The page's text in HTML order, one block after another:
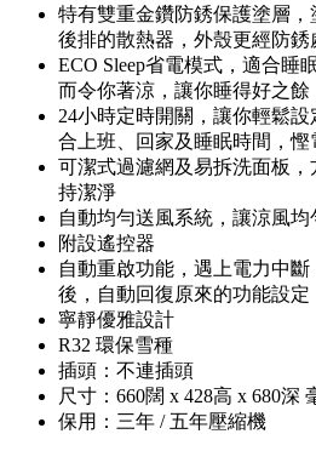
特有雙重金鑽防銹保護塗層
後排的散熱器，外殼更經防
ECO Sleep省電模式，適合睡
而令你著涼，讓你睡得好之餘
24小時定時開關，讓你輕鬆
合上班、回家及睡眠時間，慳
可潔式過濾網及易拆洗面板
持潔淨
自動均勻送風系統，讓涼風
附設遙控器
自動重啟功能，遇上電力中
後，自動回復原來的功能設定
寧靜優雅設計
R32 環保雪種
插頭：不連插頭
尺寸：660闊 x 428高 x 680深
保用：三年 / 五年壓縮機